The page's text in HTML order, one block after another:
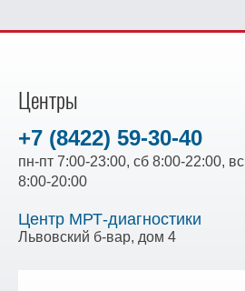
Центры
+7 (8422) 59-30-40
пн-пт 7:00-23:00, сб 8:00-22:00, вс
8:00-20:00
Центр МРТ-диагностики
Львовский б-вар, дом 4